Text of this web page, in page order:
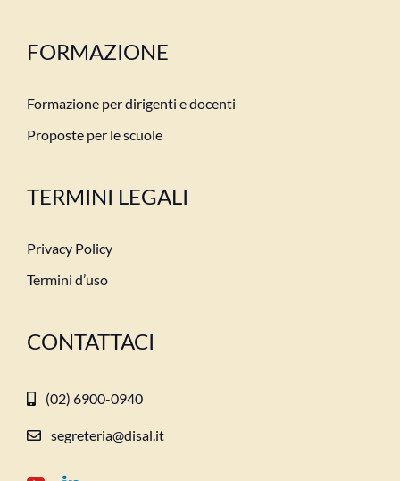
FORMAZIONE
Formazione per dirigenti e docenti
Proposte per le scuole
TERMINI LEGALI
Privacy Policy
Termini d’uso
CONTATTACI
(02) 6900-0940
segreteria@disal.it